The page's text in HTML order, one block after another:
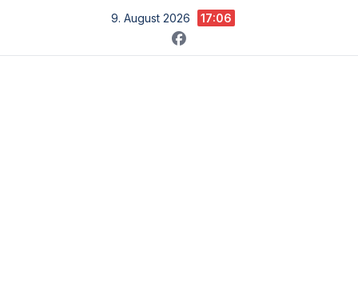
springen
9. August 2026 17:06